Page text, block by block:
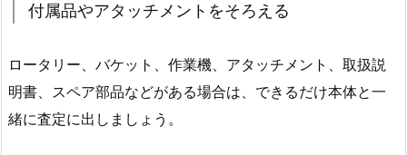
付属品やアタッチメントをそろえる
ロータリー、バケット、作業機、アタッチメント、取扱説
明書、スペア部品などがある場合は、できるだけ本体と一
緒に査定に出しましょう。